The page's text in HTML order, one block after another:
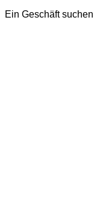
Ein Geschäft suchen